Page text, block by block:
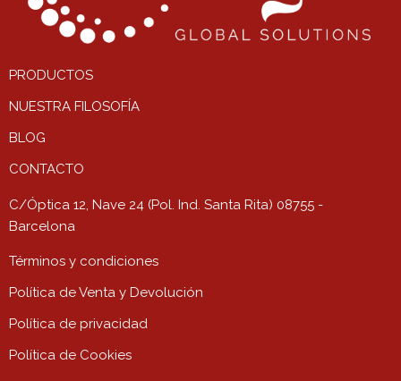
PRODUCTOS
NUESTRA FILOSOFÍA
BLOG
CONTACTO
C/Óptica 12, Nave 24 (Pol. Ind. Santa Rita) 08755 -
Barcelona
Términos y condiciones
Política de Venta y Devolución
Política de privacidad
Política de Cookies